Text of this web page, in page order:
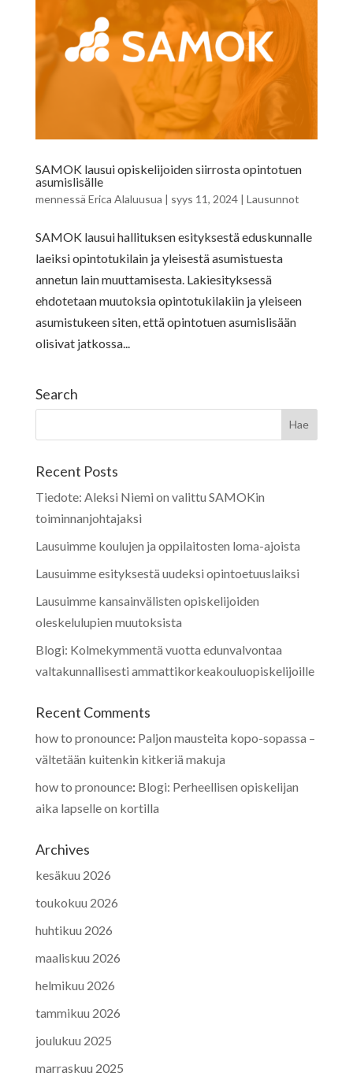
SAMOK lausui opiskelijoiden siirrosta opintotuen
asumislisälle
mennessä Erica Alaluusua | syys 11, 2024| Lausunnot
SAMOK lausui hallituksen esityksestä eduskunnalle
laeiksi opintotukilain ja yleisestä asumistuesta
annetun lain muuttamisesta. Lakiesityksessä
ehdotetaan muutoksia opintotukilakiin ja yleiseen
asumistukeen siten, että opintotuen asumislisään
olisivat jatkossa...
Search
Recent Posts
Tiedote: Aleksi Niemi on valittu SAMOKin
toiminnanjohtajaksi
Lausuimme koulujen ja oppilaitosten loma-ajoista
Lausuimme esityksestä uudeksi opintoetuuslaiksi
Lausuimme kansainvälisten opiskelijoiden
oleskelulupien muutoksista
Blogi: Kolmekymmentä vuotta edunvalvontaa
valtakunnallisesti ammattikorkeakouluopiskelijoille
Recent Comments
how to pronounce: Paljon mausteita kopo-sopassa –
vältetään kuitenkin kitkeriä makuja
how to pronounce: Blogi: Perheellisen opiskelijan
aika lapselle on kortilla
Archives
kesäkuu 2026
toukokuu 2026
huhtikuu 2026
maaliskuu 2026
helmikuu 2026
tammikuu 2026
joulukuu 2025
marraskuu 2025